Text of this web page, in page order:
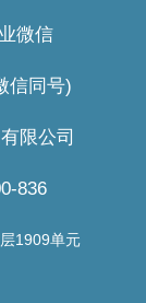
微信
信同号)
限公司
836
1909单元